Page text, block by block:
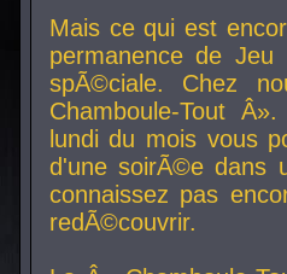
Mais ce qui est
permanence de
spÃ©ciale. Chez
Chamboule-Tout
lundi du mois vous
d'une soirÃ©e dans
connaissez pas
redÃ©couvrir.